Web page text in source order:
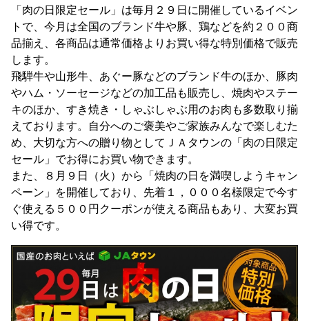
「肉の日限定セール」は毎月２９日に開催しているイベン
トで、今月は全国のブランド牛や豚、鶏などを約２００商
品揃え、各商品は通常価格よりお買い得な特別価格で販売
します。
飛騨牛や山形牛、あぐー豚などのブランド牛のほか、豚肉
やハム・ソーセージなどの加工品も販売し、焼肉やステー
キのほか、すき焼き・しゃぶしゃぶ用のお肉も多数取り揃
えております。自分へのご褒美やご家族みんなで楽しむた
め、大切な方への贈り物としてＪＡタウンの「肉の日限定
セール」でお得にお買い物できます。
また、８月９日（火）から「焼肉の日を満喫しようキャン
ペーン」を開催しており、先着１，０００名様限定で今す
ぐ使える５００円クーポンが使える商品もあり、大変お買
い得です。